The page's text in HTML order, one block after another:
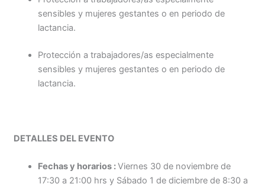
sensibles y mujeres gestantes o en periodo de
lactancia.
Protección a trabajadores/as especialmente
sensibles y mujeres gestantes o en periodo de
lactancia.
DETALLES DEL EVENTO
Fechas y horarios :Viernes 30 de noviembre de
17:30 a 21:00 hrs y Sábado 1 de diciembre de 8:30 a